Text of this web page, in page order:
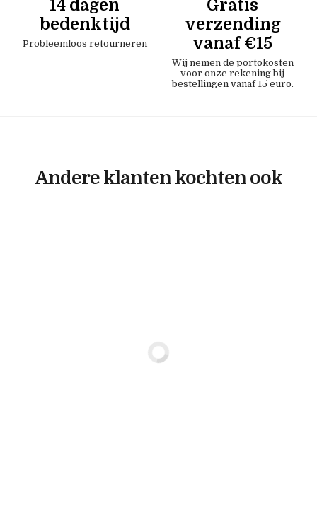
14 dagen
bedenktijd
Probleemloos retourneren
Gratis
verzending
vanaf €15
Wij nemen de portokosten
voor onze rekening bij
bestellingen vanaf 15 euro.
Andere klanten kochten ook